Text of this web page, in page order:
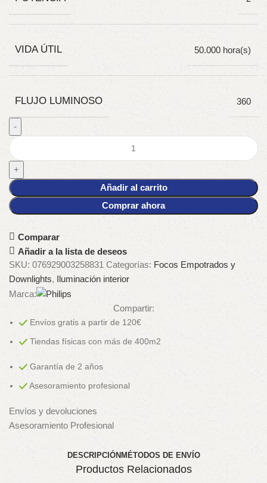
VIDA ÚTIL 50.000 hora(s)
FLUJO LUMINOSO 360
Añadir al carrito
Comprar ahora
Comparar
Añadir a la lista de deseos
SKU: 076929003258831 Categorías: Focos Empotrados y
Downlights, Iluminación interior
Marca:
Compartir:
Envíos gratis a partir de 120€
Tiendas físicas con más de 400m2
Garantía de 2 años
Asesoramiento profesional
Envíos y devoluciones
Asesoramiento Profesional
DESCRIPCIÓN MÉTODOS DE ENVÍO
Productos Relacionados